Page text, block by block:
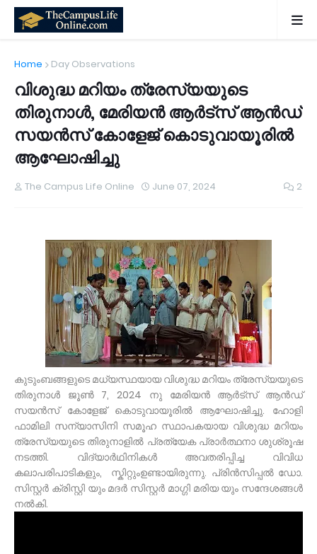
Home Day Observations
വിശുദ്ധ മറിയം ത്രേസ്യയുടെ
തിരുനാൾ, മേരിയൻ ആർട്സ് ആൻഡ്
സയൻസ് കോളേജ് കൊടുവായൂരിൽ
ആഘോഷിച്ചു
The Campus Life Online June 07, 2024 2
കുടുംബങ്ങളുടെ മധ്യസ്ഥയായ വിശുദ്ധ മറിയം ത്രേസ്യയുടെ
തിരുനാൾ ജൂൺ 7, 2024 നു മേരിയൻ ആർട്സ് ആൻഡ്
സയൻസ് കോളേജ് കൊടുവായൂരിൽ ആഘോഷിച്ചു. ഹോളി
ഫാമിലി സന്യാസിനി സമൂഹ സ്ഥാപകയായ വിശുദ്ധ മറിയം
ത്രേസ്യയുടെ തിരുനാളിൽ പ്രത്യേക പ്രാർത്ഥനാ ശുശ്രൂഷ
നടത്തി. വിദ്യാർഥിനികൾ അവതരിപ്പിച്ച വിവിധ
കലാപരിപാടികളും, സ്കിറ്റുംഉണ്ടായിരുന്നു. പ്രിൻസിപ്പൽ ഡോ.
സിസ്റ്റർ ക്രിസ്റ്റി യും മദർ സിസ്റ്റർ മാഗ്ഗി മരിയ യും സന്ദേശങ്ങൾ
നൽകി.